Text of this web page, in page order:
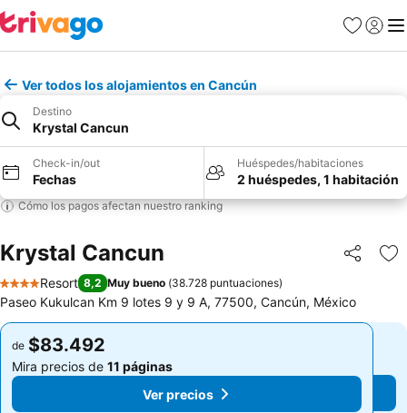
Favoritos
Iniciar
Ver todos los alojamientos en Cancún
Destino
Krystal Cancun
Check-in/out
Fechas
Huéspedes/habitaciones
2 huéspedes, 1 habitación
Cómo los pagos afectan nuestro ranking
Krystal Cancun Compartir
4 Estrellas
Resort 8,2 Muy bueno (38.728 puntuaciones)
Paseo Kukulcan Km 9 lotes 9 y 9 A, 77500, Cancún, México
de $83.492
Mira precios de 11 páginas
Ver precios
de $83.492
Mira precios de 11 páginas
Ver precios